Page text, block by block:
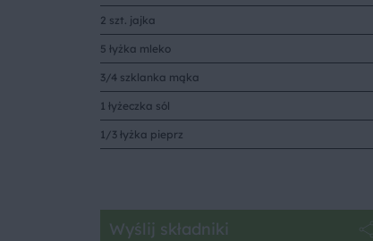
2 szt. jajka
5 łyżka mleko
3/4 szklanka mąka
1 łyżeczka sól
1/3 łyżka pieprz
Wyślij składniki